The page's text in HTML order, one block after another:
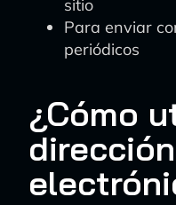
sitio
Para enviar
periódicos
¿Cómo